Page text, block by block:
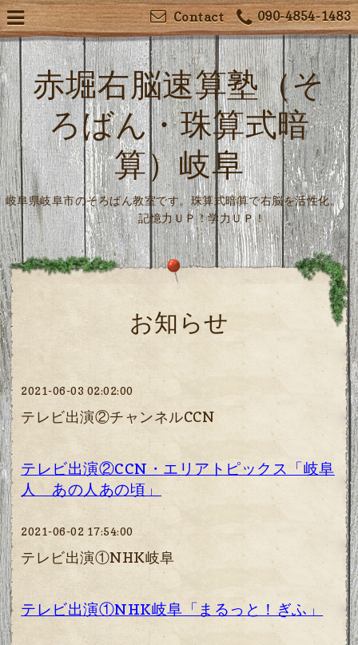
090-4854-1483
Contact
赤堀右脳速算塾（そ
ろばん・珠算式暗
算）岐阜
岐阜県岐阜市のそろばん教室です。珠算式暗算で右脳を活性化。
記憶力ＵＰ！学力ＵＰ！
お知らせ
2021-06-03 02:02:00
テレビ出演②チャンネルCCN
テレビ出演②CCN・エリアトピックス「岐阜
人 あの人あの頃」
2021-06-02 17:54:00
テレビ出演①NHK岐阜
テレビ出演①NHK岐阜「まるっと！ぎふ」